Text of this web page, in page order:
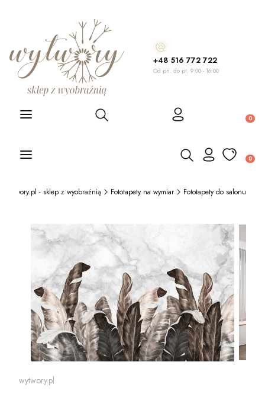
+48 516 772 722
Od pn. do pt. 9:00 - 16:00
Otwórz wyszukiwarkę
Otwórz wyszukiwarkę
Wytwory.pl - sklep z wyobraźnią Fototapety na wymiar Fototapety do salonu
wytwory.pl